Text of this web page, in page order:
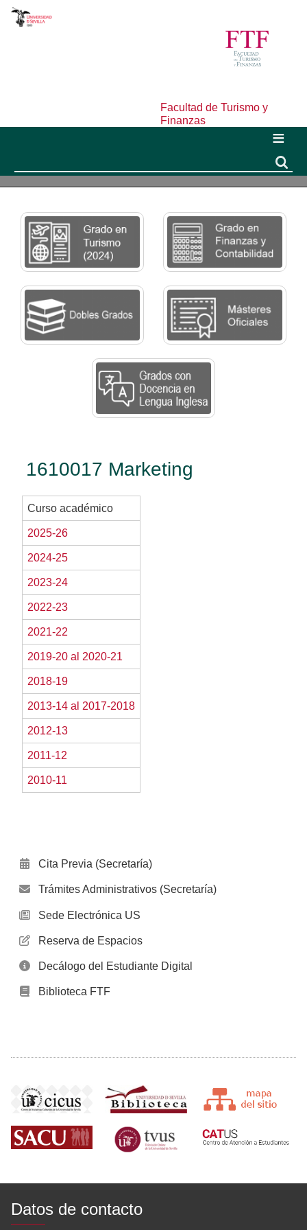
Facultad de Turismo y
Finanzas
1610017 Marketing
Curso académico
2025-26
2024-25
2023-24
2022-23
2021-22
2019-20 al 2020-21
2018-19
2013-14 al 2017-2018
2012-13
2011-12
2010-11
Cita Previa (Secretaría)
Trámites Administrativos (Secretaría)
Sede Electrónica US
Reserva de Espacios
Decálogo del Estudiante Digital
Biblioteca FTF
Datos de contacto